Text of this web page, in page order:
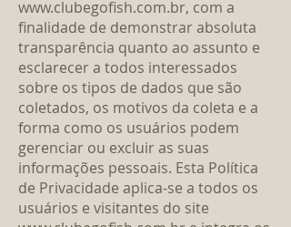
www.clubegofish.com.br, com a
finalidade de demonstrar absoluta
transparência quanto ao assunto e
esclarecer a todos interessados
sobre os tipos de dados que são
coletados, os motivos da coleta e a
forma como os usuários podem
gerenciar ou excluir as suas
informações pessoais. Esta Política
de Privacidade aplica-se a todos os
usuários e visitantes do site